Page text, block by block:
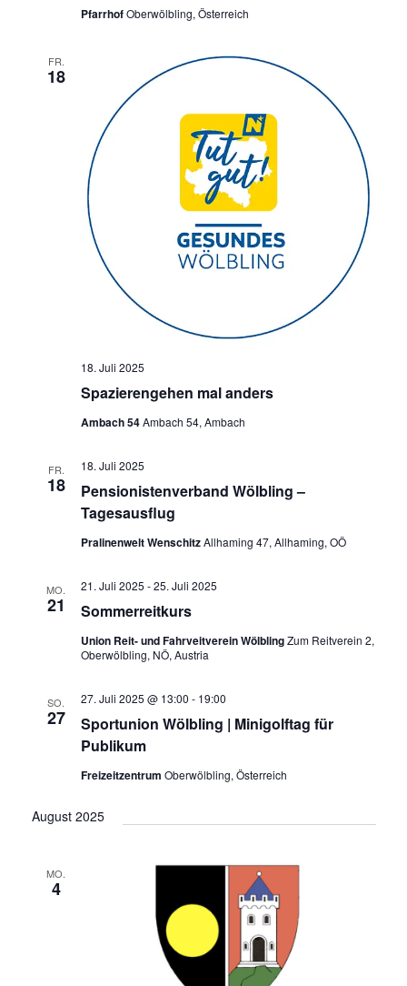
PfarrhofOberwölbling, Österreich
FR.
18
Spazierengehen mal anders
18. Juli 2025
Ambach 54Ambach 54, Ambach
FR.
18
Pensionistenverband Wölbling –
Tagesausflug
18. Juli 2025
Pralinenwelt WenschitzAllhaming 47, Allhaming, OÖ
MO.
21 Sommerreitkurs
21. Juli 2025 -25. Juli 2025
Union Reit- und Fahrveitverein WölblingZum Reitverein 2,
Oberwölbling, NÖ, Austria
SO.
27
Sportunion Wölbling | Minigolftag für
Publikum
27. Juli 2025 @ 13:00 - 19:00
Freizeitzentrum Oberwölbling, Österreich
August 2025
MO.
4